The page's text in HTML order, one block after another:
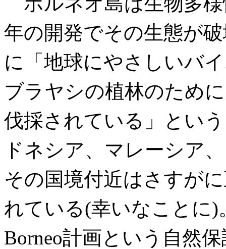
年の開発でその生態が
に「地球にやさしいバ
ブラヤシの植林のため
伐採されている」とい
ドネシア、マレーシア
その国境付近はさすが
れている(幸いなことに)
Borneo計画という自然